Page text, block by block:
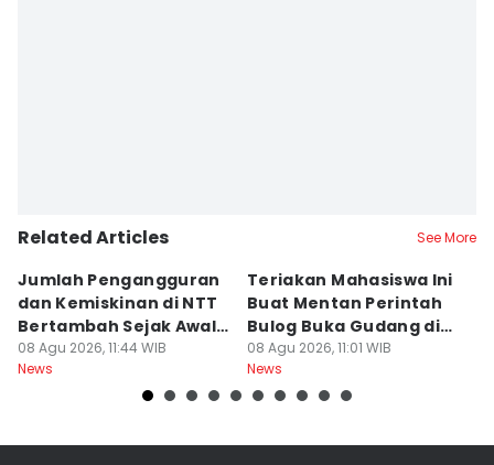
Related Articles See More
Jumlah Pengangguran
dan Kemiskinan di NTT
Bertambah Sejak Awal
2026
08 Agu 2026, 11:44 WIB
News
Teriakan Mahasiswa Ini
Buat Mentan Perintah
Bulog Buka Gudang di
Alor
08 Agu 2026, 11:01 WIB
News